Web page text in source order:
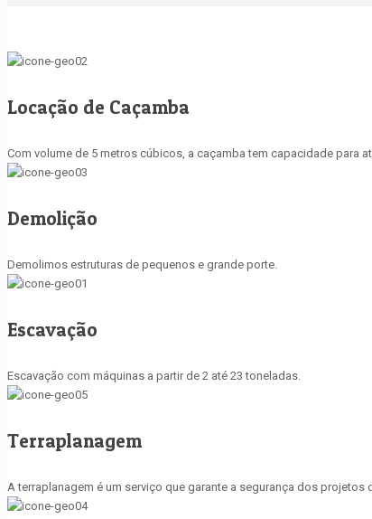
Locação de Caçamba
Com volume de 5 metros cúbicos, a caçamba tem capacidade para
Demolição
Demolimos estruturas de pequenos e grande porte.
Escavação
Escavação com máquinas a partir de 2 até 23 toneladas.
Terraplanagem
A terraplanagem é um serviço que garante a segurança dos projetos